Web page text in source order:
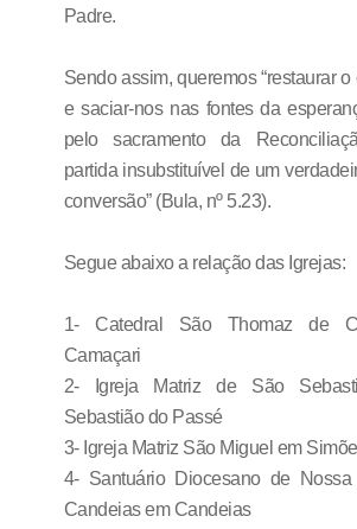
Padre.
Sendo assim, queremos “restaurar
e saciar-nos nas fontes da
pelo sacramento da
partida insubstituível de um
conversão” (Bula, nº 5.23).
Segue abaixo a relação das Igrejas:
1- Catedral São Thomaz de
Camaçari
2- Igreja Matriz de São
Sebastião do Passé
3- Igreja Matriz São Miguel em
4- Santuário Diocesano de
Candeias em Candeias